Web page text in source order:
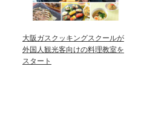
大阪ガスクッキングスクールが
外国人観光客向けの料理教室を
スタート